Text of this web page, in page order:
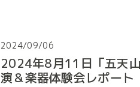
2024/09/06
2024年8月11日「五天
演＆楽器体験会レポート